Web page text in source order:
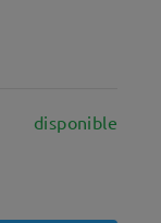
disponible